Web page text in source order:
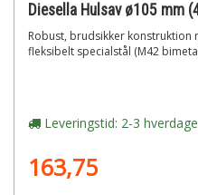
Robust, brudsikker
fleksibelt specialstål (M42
Leveringstid: 2-3 hverdage
163,75